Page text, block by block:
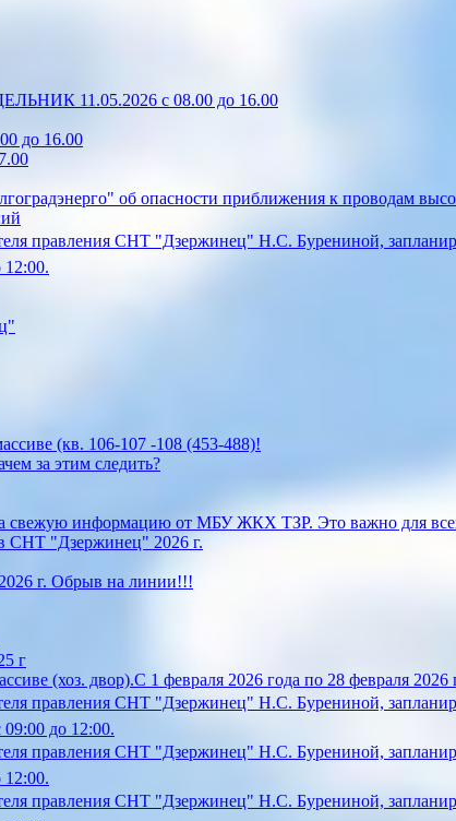
11.05.2026 с 08.00 до 16.00
до 16.00
об опасности приближения к проводам
правления СНТ "Дзержинец" Н.С. Бурениной,
(кв. 106-107 -108 (453-488)!
за этим следить?
свежую информацию от МБУ ЖКХ ТЗР. Это важно для
СНТ "Дзержинец" 2026 г.
г. Обрыв на линии!!!
г
(хоз. двор).С 1 февраля 2026 года по 28 февраля 2026
правления СНТ "Дзержинец" Н.С. Бурениной,
до 12:00.
правления СНТ "Дзержинец" Н.С. Бурениной,
правления СНТ "Дзержинец" Н.С. Бурениной,